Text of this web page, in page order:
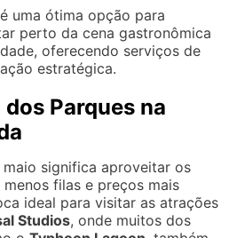
é uma ótima opção para
perto da cena gastronômica
oferecendo serviços de
estratégica.
Parques na
maio significa aproveitar os
filas e preços mais
ideal para visitar as atrações
Studios, onde muitos dos